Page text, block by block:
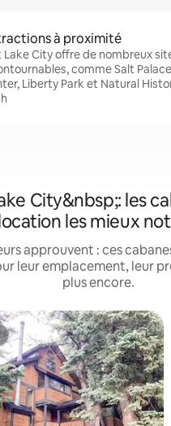
à proximité
Lake City offre de nombreux
comme Salt
Liberty Park et Natural
City&nbsp;: les
les mieux
approuvent : ces
leur emplacement, leur
plus encore.